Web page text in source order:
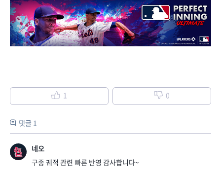
1 0
댓글 1
네오
구종 궤적 관련 빠른 반영 감사합니다~